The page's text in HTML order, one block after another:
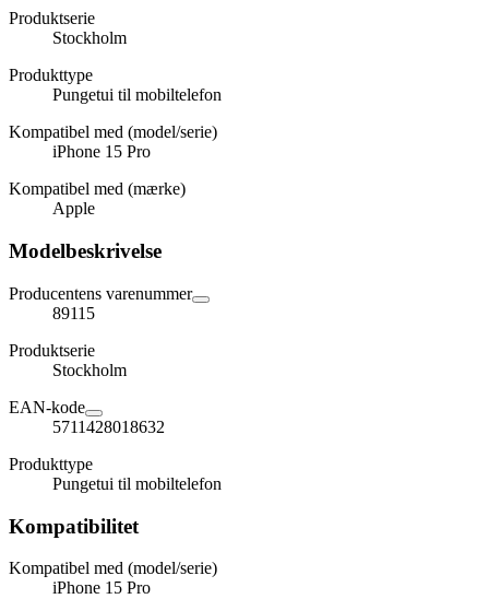
Produktserie
Stockholm
Produkttype
Pungetui til mobiltelefon
Kompatibel med (model/serie)
iPhone 15 Pro
Kompatibel med (mærke)
Apple
Modelbeskrivelse
Producentens varenummer
89115
Produktserie
Stockholm
EAN-kode
5711428018632
Produkttype
Pungetui til mobiltelefon
Kompatibilitet
Kompatibel med (model/serie)
iPhone 15 Pro